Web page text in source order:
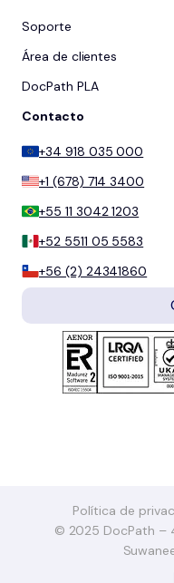
Soporte
Área de clientes
DocPath PLA
Contacto
+34 918 035 000
+1 (678) 714 3400
+55 11 3042 1203
+52 5511 05 5583
+56 (2) 24341860
Política de
© 2025 DocPath –